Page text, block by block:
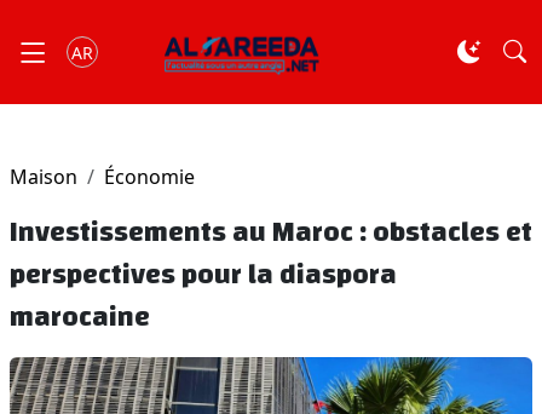
AR
Maison Économie
Investissements au Maroc : obstacles et
perspectives pour la diaspora
marocaine